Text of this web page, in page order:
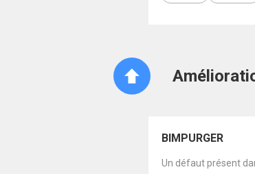
BIMPURGER
Un défaut présent